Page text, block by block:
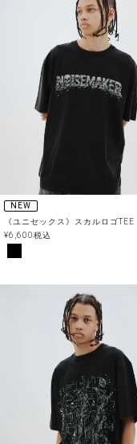
NEW
《ユニセックス》スカルロゴTEE
¥6,600税込